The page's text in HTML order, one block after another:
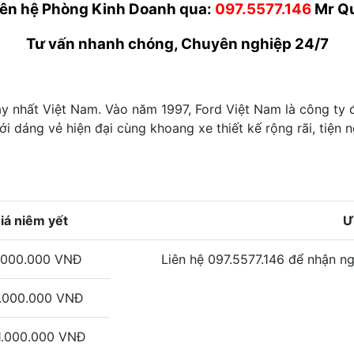
hệ Phòng Kinh Doanh qua: 097.5577.146 Mr
Tư vấn nhanh chóng, Chuyên nghiệp 24/7
nhất Việt Nam. Vào năm 1997, Ford Việt Nam là công
dáng vẻ hiện đại cùng khoang xe thiết kế rộng rãi, tiện
niêm yết
VNĐ Liên hệ 097.5577.146 để nhận
VNĐ
VNĐ